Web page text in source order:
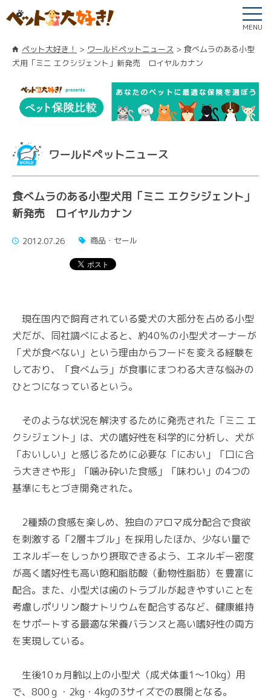
MENU
ペット大好き！ ワールドペットニュース
食べムラのある小型
犬用「ミニ エクシジェント」新発売 ロイヤルカナン
ワールドペットニュース
食べムラのある小型犬用「ミニ エクシジェント」
新発売 ロイヤルカナン
2012.07.26 商品・セール
現在国内で飼育されている愛犬の大部分を占める小型
犬だが、同社調べによると、約40％の小型犬オーナーが
「犬が食べない」という理由からフードを変える経験を
しており、「食べムラ」が食事にまつわる大きな悩みの
ひとつになっているという。
そのような状況を解決するために発売された「ミニ エ
クシジェント」は、犬の嗜好性を科学的に分析し、犬が
「おいしい」と感じるために必要な「におい」「口に合
う大きさや形」「噛み砕いた食感」「味わい」の4つの
基準にもとづき開発された。
2種類の食感を楽しめ、独自のアロマ成分配合で食欲
を刺激する「2層キブル」を採用したほか、少ない量で
エネルギーをしっかり摂取できるよう、エネルギー密度
が高く嗜好性も高い飽和脂肪酸（動物性脂肪）を豊富に
配合。また、小型犬は歯のトラブルが起きやすいことを
考慮しポリリン酸ナトリウムを配合するなど、健康維持
をサポートする最適な栄養バランスと高い嗜好性の両方
を実現している。
生後10ヵ月齢以上の小型犬（成犬体重1～10kg）用
で、800ｇ・2kg・4kgの3サイズでの展開となる。